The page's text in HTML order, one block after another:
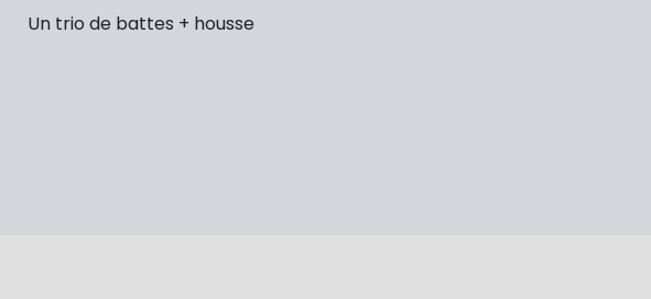
Un trio de battes + housse